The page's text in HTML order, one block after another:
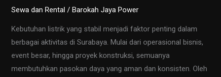
Sewa dan Rental /Barokah Jaya Power
Kebutuhan listrik yang stabil menjadi faktor penting dalam
berbagai aktivitas di Surabaya. Mulai dari operasional bisnis,
event besar, hingga proyek konstruksi, semuanya
membutuhkan pasokan daya yang aman dan konsisten. Oleh